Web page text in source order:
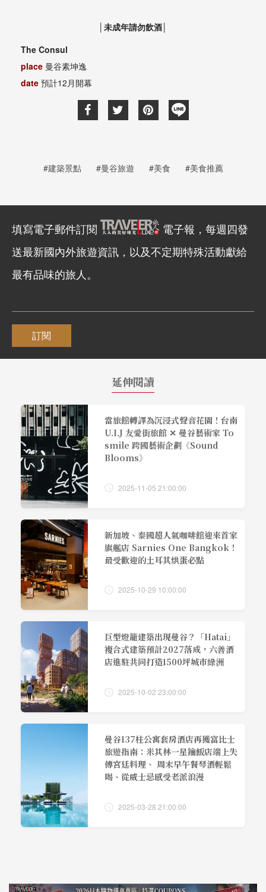
│未成年請勿飲酒│
The Consul
place 曼谷素坤逸
date 預計12月開幕
#建築景點 #曼谷旅遊 #美食 #美食推薦
填寫電子郵件訂閱
電子報，每週四發
送最新國內外旅遊資訊，以及不定期特殊活動獻給
最有品味的旅人。
訂閱
延伸閱讀
當旅館轉譯為沉浸式聲音花園！台南
U.I.J 友愛街旅館 ✕ 曼谷藝術家 To
smile 跨國藝術企劃《Sound
Blooms》
2025-11-05 21:00:00
新加坡、泰國超人氣咖啡館迎來首家
旗艦店 Sarnies One Bangkok！
最受歡迎的土耳其烘蛋必點
2025-10-29 10:00:00
巨型燈籠建築出現曼谷？「Hatai」
複合式建築預計2027落成，六善酒
店進駐共同打造1500坪城市綠洲
2025-10-02 23:00:00
曼谷137柱公寓套房酒店再獲富比士
旅遊指南：米其林一星鑰飯店端上失
傳宮廷料理、 周末早午餐琴酒輕鬆
喝、從威士忌感受老派浪漫
2025-03-28 21:00:00